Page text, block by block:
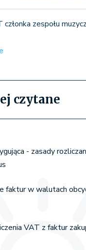
zespołu
czytane
- zasady
faktur w walutach
VAT z faktur